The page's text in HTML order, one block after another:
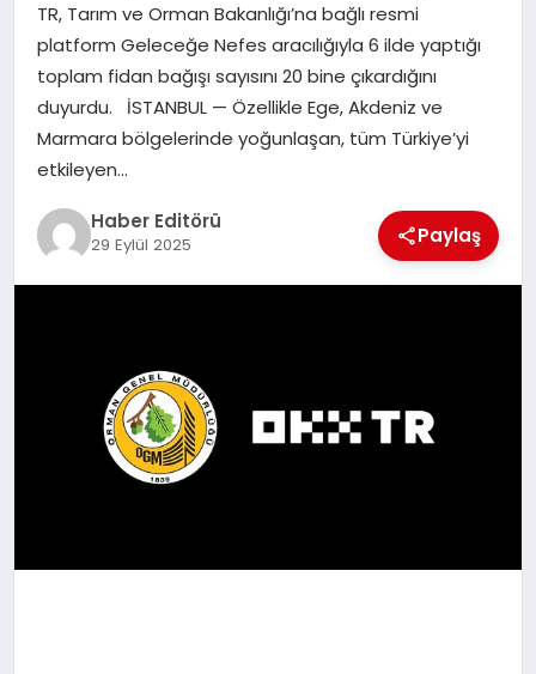
MAGAZIN
SPOR
YAŞAM
TR, Tarım ve Orman Bakanlığı’na bağlı resmi
platform Geleceğe Nefes aracılığıyla 6 ilde yaptığı
toplam fidan bağışı sayısını 20 bine çıkardığını
duyurdu. İSTANBUL — Özellikle Ege, Akdeniz ve
Marmara bölgelerinde yoğunlaşan, tüm Türkiye’yi
etkileyen…
Haber Editörü
29 Eylül 2025 Paylaş